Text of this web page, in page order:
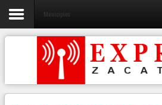
Municipios